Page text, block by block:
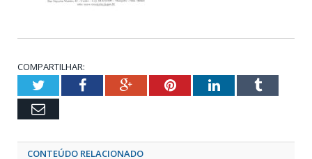
COMPARTILHAR:
TwitterFacebookGoogle+PinterestLinkedInTumblr
Email
CONTEÚDO RELACIONADO